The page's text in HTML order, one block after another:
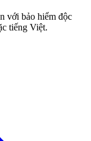
với bảo hiểm độc
tiếng Việt.